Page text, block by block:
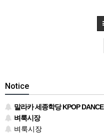
Notice
말라카 세종학당 KPOP
벼룩시장
벼룩시장